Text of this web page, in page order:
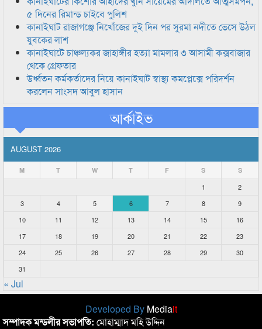
৫ দিনের রিমান্ড চাইবে পুলিশ
কানাইঘাট রাজাগঞ্জে নিখোঁজের দুই দিন পর সুরমা নদীতে ভেসে উঠল
যুবকের লাশ
কানাইঘাটে চাঞ্চল্যকর জাহাঙ্গীর হত্যা মামলার ৩ আসামী কক্সবাজার
থেকে গ্রেফতার
উর্ধ্বতন কর্মকর্তাদের নিয়ে কানাইঘাট স্বাস্থ্য কমপ্লেক্সে পরিদর্শন
করলেন সাংসদ আবুল হাসান
আর্কাইভ
AUGUST 2026
M T W T F S S
1
2
3
4 5 6 7 8
9
10
11 12 13 14 15
16
17
18 19 20 21 22
23
24
25 26 27 28 29
30
31
« Jul
Developed By Mediait
সম্পাদক মন্ডলীর সভাপতি: মোহাম্মাদ মহি উদ্দিন